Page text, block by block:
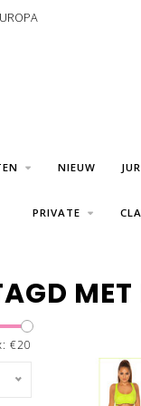
NIEUW
PRIVATE
MET
€20